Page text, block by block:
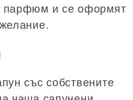
парфюм и се оформят
със собствените